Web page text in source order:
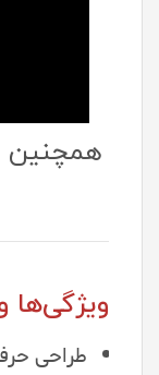
همچنین
ویژگی‌ها
طراحی